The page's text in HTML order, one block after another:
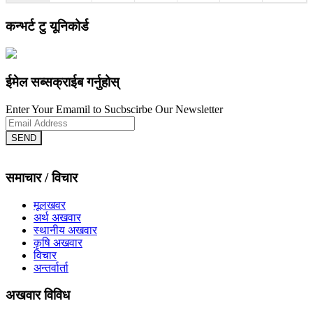
कन्भर्ट टु यूनिकोर्ड
ईमेल सब्सक्राईब गर्नुहोस्
Enter Your Emamil to Sucbscirbe Our Newsletter
SEND
समाचार / विचार
मूलखवर
अर्थ अखवार
स्थानीय अखवार
कृषि अखवार
विचार
अन्तर्वार्ता
अखवार विविध